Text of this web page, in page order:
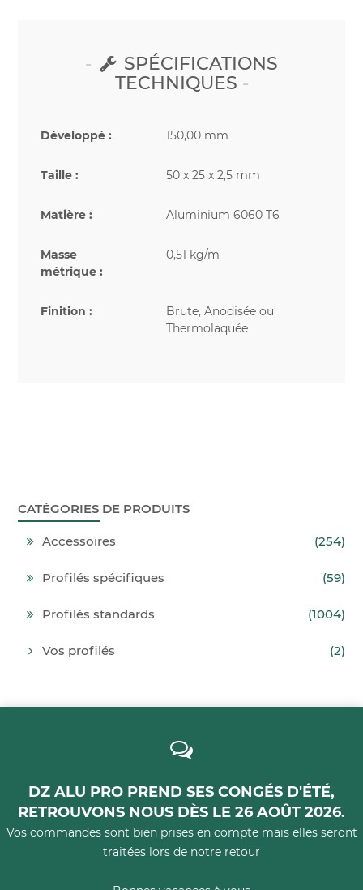
DZ ALU PRO PREND SES CONGÉS D'ÉTÉ,
RETROUVONS NOUS DÈS LE 26 AOÛT 2026.
Vos commandes sont bien prises en compte mais elles seront
traitées lors de notre retour
SPÉCIFICATIONS
TECHNIQUES
Développé : 150,00 mm
Taille : 50 x 25 x 2,5 mm
Matière : Aluminium 6060 T6
Masse
métrique :
0,51 kg/m
Finition :
Brute, Anodisée ou
Thermolaquée
CATÉGORIES DE PRODUITS
Accessoires (254)
Profilés spécifiques (59)
Profilés standards (1004)
Vos profilés (2)